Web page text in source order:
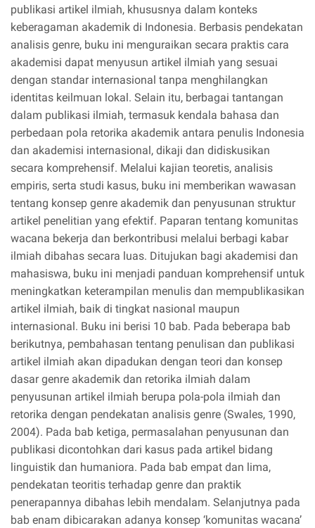
publikasi artikel ilmiah, khususnya dalam konteks
keberagaman akademik di Indonesia. Berbasis pendekatan
analisis genre, buku ini menguraikan secara praktis cara
akademisi dapat menyusun artikel ilmiah yang sesuai
dengan standar internasional tanpa menghilangkan
identitas keilmuan lokal. Selain itu, berbagai tantangan
dalam publikasi ilmiah, termasuk kendala bahasa dan
perbedaan pola retorika akademik antara penulis Indonesia
dan akademisi internasional, dikaji dan didiskusikan
secara komprehensif. Melalui kajian teoretis, analisis
empiris, serta studi kasus, buku ini memberikan wawasan
tentang konsep genre akademik dan penyusunan struktur
artikel penelitian yang efektif. Paparan tentang komunitas
wacana bekerja dan berkontribusi melalui berbagi kabar
ilmiah dibahas secara luas. Ditujukan bagi akademisi dan
mahasiswa, buku ini menjadi panduan komprehensif untuk
meningkatkan keterampilan menulis dan mempublikasikan
artikel ilmiah, baik di tingkat nasional maupun
internasional. Buku ini berisi 10 bab. Pada beberapa bab
berikutnya, pembahasan tentang penulisan dan publikasi
artikel ilmiah akan dipadukan dengan teori dan konsep
dasar genre akademik dan retorika ilmiah dalam
penyusunan artikel ilmiah berupa pola-pola ilmiah dan
retorika dengan pendekatan analisis genre (Swales, 1990,
2004). Pada bab ketiga, permasalahan penyusunan dan
publikasi dicontohkan dari kasus pada artikel bidang
linguistik dan humaniora. Pada bab empat dan lima,
pendekatan teoritis terhadap genre dan praktik
penerapannya dibahas lebih mendalam. Selanjutnya pada
bab enam dibicarakan adanya konsep ‘komunitas wacana’